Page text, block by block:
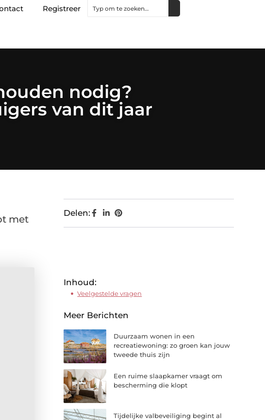
Registreer
nodig?
van dit jaar
met
Delen:
Inhoud:
Veelgestelde vragen
Meer Berichten
Duurzaam wonen in een
recreatiewoning: zo groen kan jouw
tweede thuis zijn
Een ruime slaapkamer vraagt om
bescherming die klopt
Tijdelijke valbeveiliging begint al